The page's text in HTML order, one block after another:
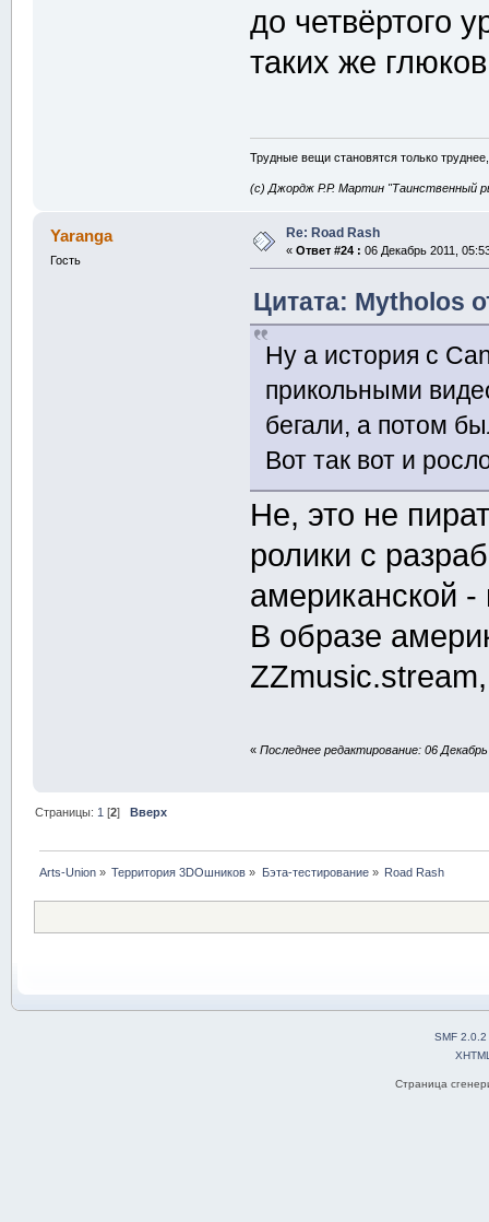
до четвёртого
таких же
Трудные вещи становятся только
(с) Джордж Р.Р. Мартин "Таинственный
Yaranga
Гость
Re: Road Rash
« Ответ #24 : 06 Декабрь 2011,
Цитата: Mytholos
Ну а история с
прикольными
бегали, а потом
Вот так вот и
Не, это не
ролики с
американской -
В образе
«Последнее редактирование: 06
Страницы: 1 [2] Вверх
Arts-Union » Территория 3DOшников » Бэта-тестирование» Road Rash
SMF 2.0.2
Страница